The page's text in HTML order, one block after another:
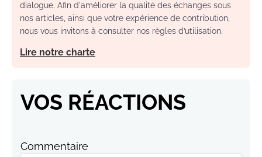
dialogue. Afin d'améliorer la qualité des échanges sous
nos articles, ainsi que votre expérience de contribution,
nous vous invitons à consulter nos règles d’utilisation.
Lire notre charte
VOS RÉACTIONS
Commentaire